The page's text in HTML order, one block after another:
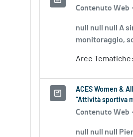
Contenuto Web
null null null A
monitoraggio,
Aree Tematiche:
ACES Women &
“Attività sportiva
Contenuto Web
null null null